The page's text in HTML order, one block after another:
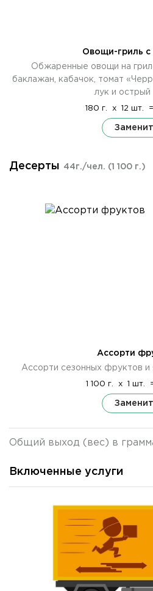
Овощи-гриль с
Обжаренные овощи на
баклажан, кабачок, томат
лук и острый
180 г. x 12 шт. =
Десерты 44г./чел. (1 100 г.)
Ассорти
Ассорти сезонных фруктов и
1 100 г. x 1 шт.
Общий выход (вес) в
Включенные услуги